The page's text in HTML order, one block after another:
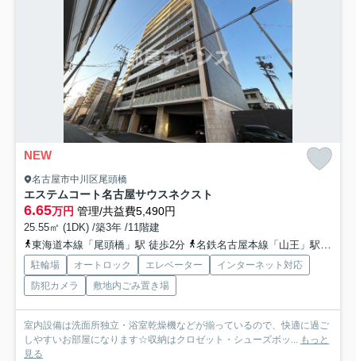
NEW
名古屋市中川区尾頭橋
エステムコート名古屋サウスネクスト
6.65万円 管理/共益費5,490円
25.55㎡ (1DK) /築3年 /11階建
東海道本線「尾頭橋」駅 徒歩2分
名鉄名古屋本線「山王」駅 徒歩13分
駐輪場 オートロック エレベーター
インターネット対応
防犯カメラ
敷地内ごみ置き場
室内設備は洗面所独立・浴室乾燥機などが揃っているので、快適に過ご
しやすいお部屋になります☆収納はクロゼット・シューズボッ... もっと
見る